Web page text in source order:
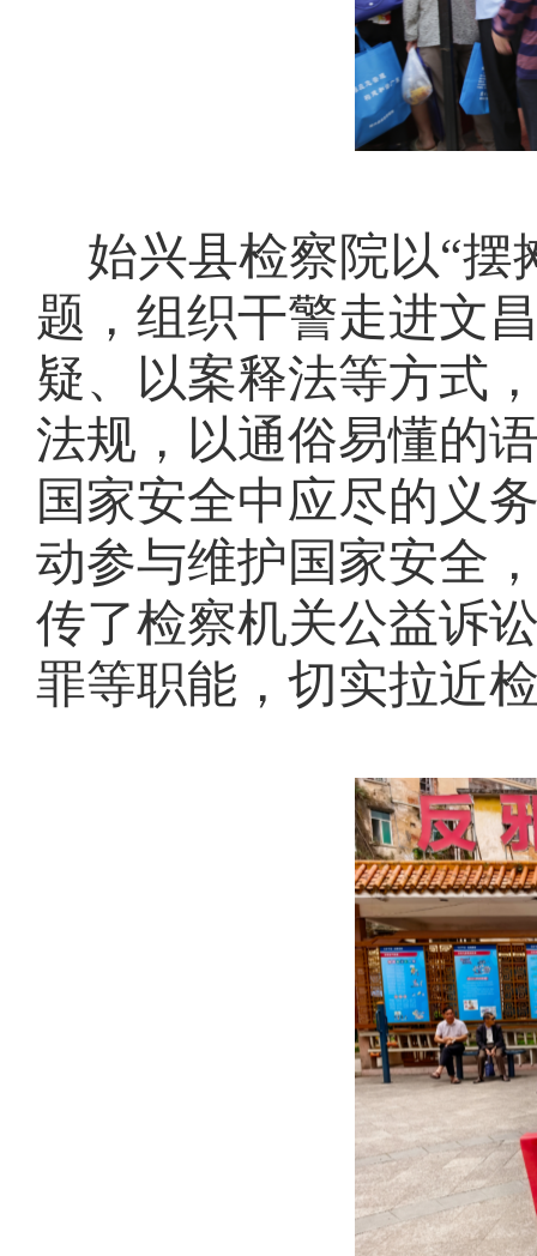
始兴县检察院以“摆
题， 组织干警走进文
疑、以案释法等方式
法规， 以通俗易懂的
国家安全中应尽的义
动参与维护国家安全
传了检察机关公益诉
罪等职能，切实拉近